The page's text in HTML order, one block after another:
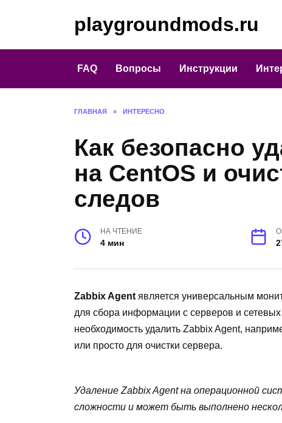
playgroundmods.ru
FAQ Вопросы Инструкции
ГЛАВНАЯ » ИНТЕРЕСНО
Как безопасно
на CentOS и
следов
НА ЧТЕНИЕ
4 мин
Zabbix Agent является универсальным
для сбора информации с серверов и сетевых
необходимость удалить Zabbix Agent,
или просто для очистки сервера.
Удаление Zabbix Agent на операционной
сложности и может быть выполнено